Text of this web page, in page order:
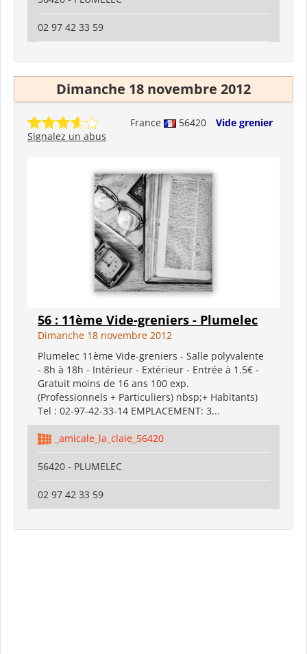
02 97 42 33 59
Dimanche 18 novembre 2012
France 56420
Vide grenier
Signalez un abus
56 : 11ème Vide-greniers - Plumelec
Dimanche 18 novembre 2012
Plumelec 11ème Vide-greniers - Salle polyvalente
- 8h à 18h - Intérieur - Extérieur - Entrée à 1.5€ -
Gratuit moins de 16 ans 100 exp.
(Professionnels + Particuliers) nbsp;+ Habitants)
Tel : 02-97-42-33-14 EMPLACEMENT: 3...
_amicale_la_claie_56420
56420 - PLUMELEC
02 97 42 33 59